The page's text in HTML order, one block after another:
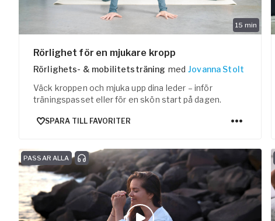
15 min
Rörlighet för en mjukare kropp
Rörlighets- & mobilitetsträning med Jovanna Stolt
Väck kroppen och mjuka upp dina leder – inför
träningspasset eller för en skön start på dagen.
SPARA TILL FAVORITER
PASSAR ALLA